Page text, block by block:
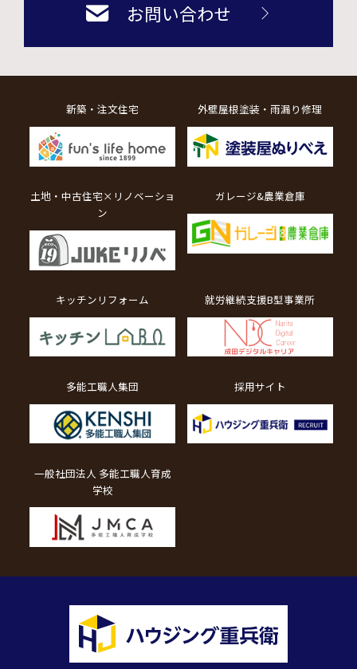
お問い合わせ
新築・注文住宅 外壁屋根塗装・雨漏り修理
土地・中古住宅×リノベーショ
ン
ガレージ&農業倉庫
キッチンリフォーム 就労継続支援B型事業所
多能工職人集団 採用サイト
一般社団法人 多能工職人育成
学校